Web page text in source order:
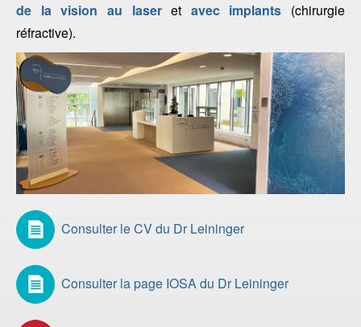
de la vision au laseret avec implants (chirurgie
réfractive).
Consulter le CV du Dr Leininger
Consulter la page IOSA du Dr Leininger